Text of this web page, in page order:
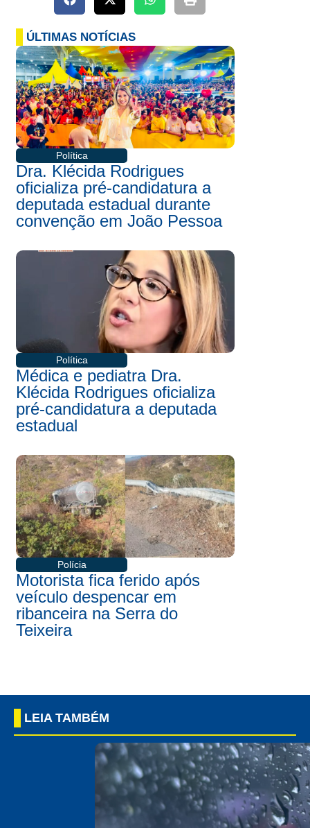
ÚLTIMAS NOTÍCIAS
Política
Dra. Klécida Rodrigues
oficializa pré-candidatura a
deputada estadual durante
convenção em João Pessoa
Política
Médica e pediatra Dra.
Klécida Rodrigues oficializa
pré-candidatura a deputada
estadual
Polícia
Motorista fica ferido após
veículo despencar em
ribanceira na Serra do
Teixeira
LEIA TAMBÉM